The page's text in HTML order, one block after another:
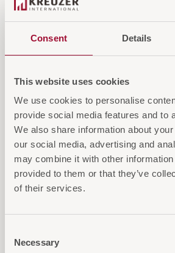
Consent Details
This website uses cookies
We use cookies to personalise
provide social media features and to
We also share information about
our social media, advertising and
may combine it with other information
provided to them or that they’ve
of their services.
Selection
Necessary
DORIX Glashalter
DORIX Glashalter, erhältlich in
stilvoll für Ihr Badezimmer.